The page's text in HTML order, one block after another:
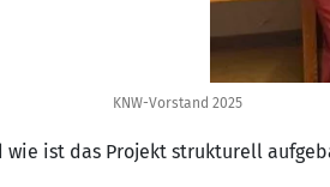
KNW-Vorstand 2025
wie ist das Projekt strukturell